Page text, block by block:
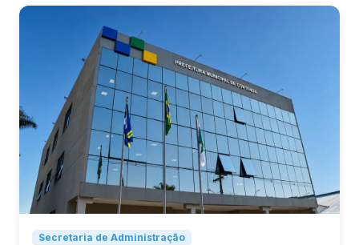
Secretaria de Administração